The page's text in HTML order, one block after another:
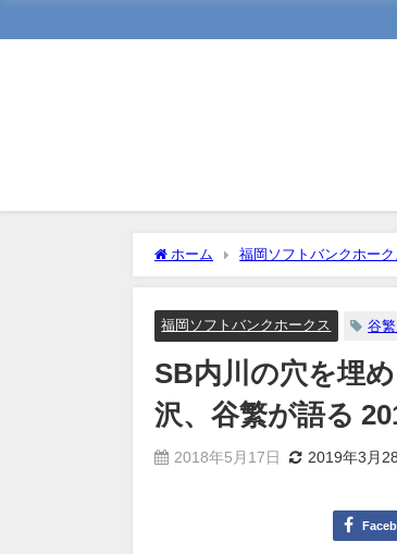
ホーム 福岡ソフトバンクホーク
年5月16日
福岡ソフトバンクホークス 谷
SB内川の穴を埋
沢、谷繁が語る
2018年5月17日 2019年3月